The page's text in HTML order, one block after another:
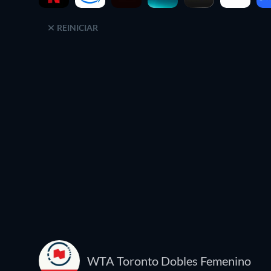
REINICIAR
WTA Toronto Dobles Femenino